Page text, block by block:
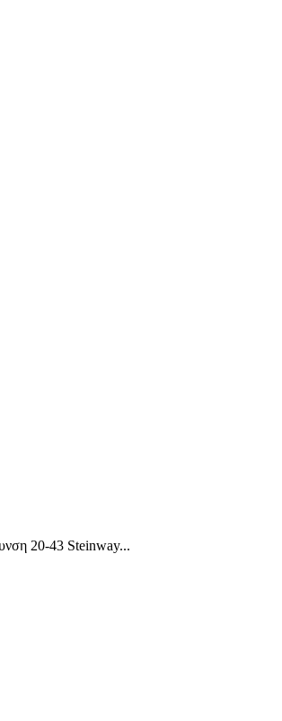
20-43 Steinway...